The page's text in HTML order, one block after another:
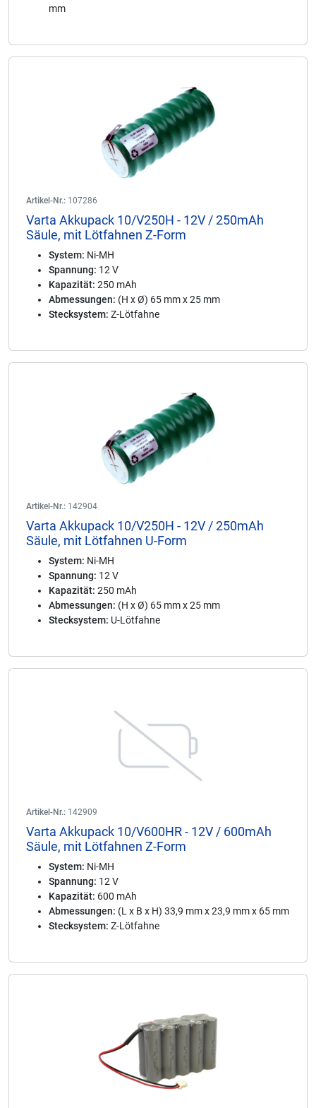
mm
Artikel-Nr.: 107286
Varta Akkupack 10/V250H - 12V / 250mAh
Säule, mit Lötfahnen Z-Form
System: Ni-MH
Spannung: 12 V
Kapazität: 250 mAh
Abmessungen: (H x Ø) 65 mm x 25 mm
Stecksystem: Z-Lötfahne
Artikel-Nr.: 142904
Varta Akkupack 10/V250H - 12V / 250mAh
Säule, mit Lötfahnen U-Form
System: Ni-MH
Spannung: 12 V
Kapazität: 250 mAh
Abmessungen: (H x Ø) 65 mm x 25 mm
Stecksystem: U-Lötfahne
Artikel-Nr.: 142909
Varta Akkupack 10/V600HR - 12V / 600mAh
Säule, mit Lötfahnen Z-Form
System: Ni-MH
Spannung: 12 V
Kapazität: 600 mAh
Abmessungen: (L x B x H) 33,9 mm x 23,9 mm x 65 mm
Stecksystem: Z-Lötfahne